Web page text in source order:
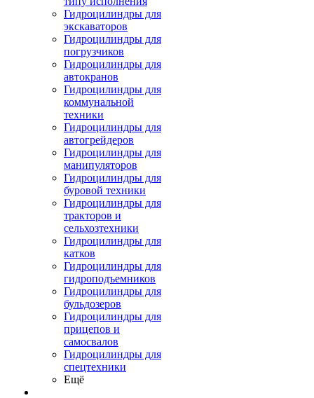
Гидроцилиндры для
экскаваторов
Гидроцилиндры для
погрузчиков
Гидроцилиндры для
автокранов
Гидроцилиндры для
коммунальной
техники
Гидроцилиндры для
автогрейдеров
Гидроцилиндры для
манипуляторов
Гидроцилиндры для
буровой техники
Гидроцилиндры для
тракторов и
сельхозтехники
Гидроцилиндры для
катков
Гидроцилиндры для
гидроподъемников
Гидроцилиндры для
бульдозеров
Гидроцилиндры для
прицепов и
самосвалов
Гидроцилиндры для
спецтехники
Ещё